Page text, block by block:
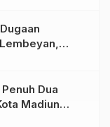
Dua
Madiun